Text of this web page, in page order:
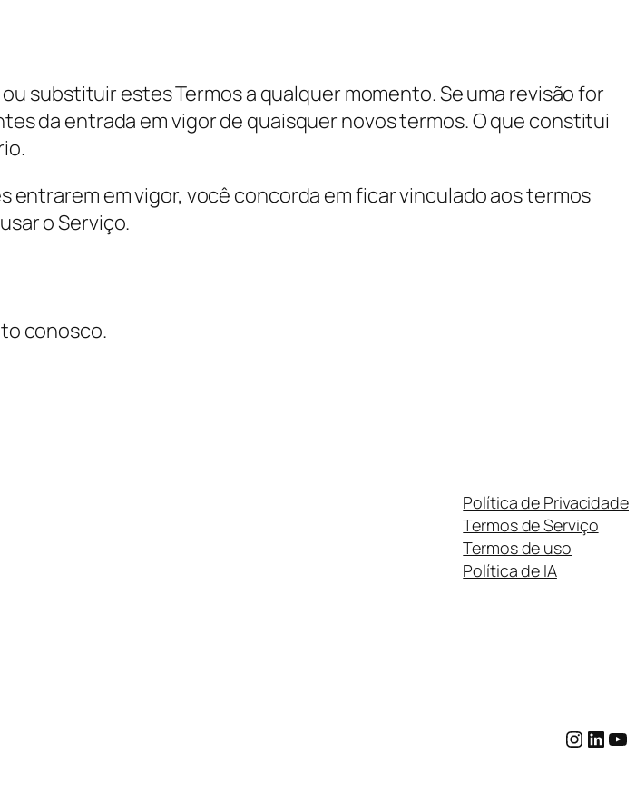
substituir estes Termos a qualquer momento. Se uma revisão for
da entrada em vigor de quaisquer novos termos. O que constitui
entrarem em vigor, você concorda em ficar vinculado aos termos
o Serviço.
conosco.
Política de Privacidade
Termos de Serviço
Termos de uso
Política de IA